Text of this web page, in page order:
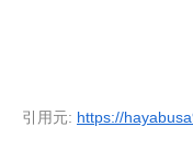
引用元: https://